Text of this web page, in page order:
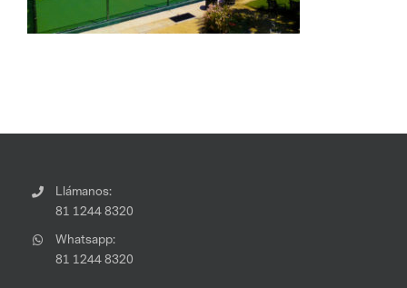
Llámanos:
81 1244 8320
Whatsapp:
81 1244 8320